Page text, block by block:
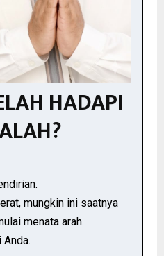
HADAPI
mungkin ini saatnya
menata arah.